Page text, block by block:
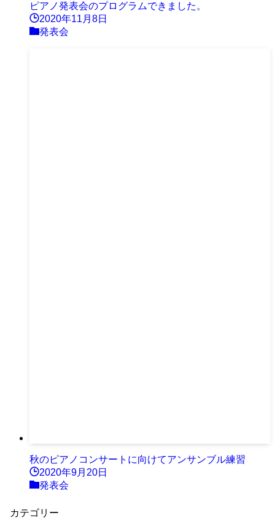
ピアノ発表会のプログラムできました。
2020年11月8日
発表会
秋のピアノコンサートに向けてアンサンブル練習
2020年9月20日
発表会
カテゴリー